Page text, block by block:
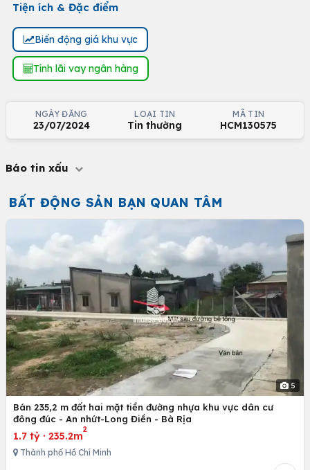
Tiện ích & Đặc điểm
Biến động giá khu vực
Tính lãi vay ngân hàng
NGÀY ĐĂNG
23/07/2024
LOẠI TIN
Tin thường
MÃ TIN
HCM130575
Báo tin xấu
BẤT ĐỘNG SẢN BẠN QUAN TÂM
5
Bán 235,2 m đất hai mặt tiền đường nhựa khu vực dân cư
đông đúc - An nhứt-Long Điền - Bà Rịa
1.7 tỷ · 235.2m
2
Thành phố Hồ Chí Minh